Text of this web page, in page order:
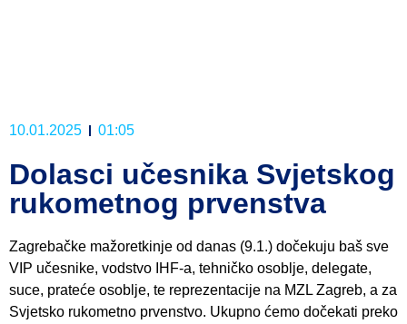
10.01.2025 01:05
Dolasci učesnika Svjetskog
rukometnog prvenstva
Zagrebačke mažoretkinje od danas (9.1.) dočekuju baš sve
VIP učesnike, vodstvo IHF-a, tehničko osoblje, delegate,
suce, prateće osoblje, te reprezentacije na MZL Zagreb, a za
Svjetsko rukometno prvenstvo. Ukupno ćemo dočekati preko